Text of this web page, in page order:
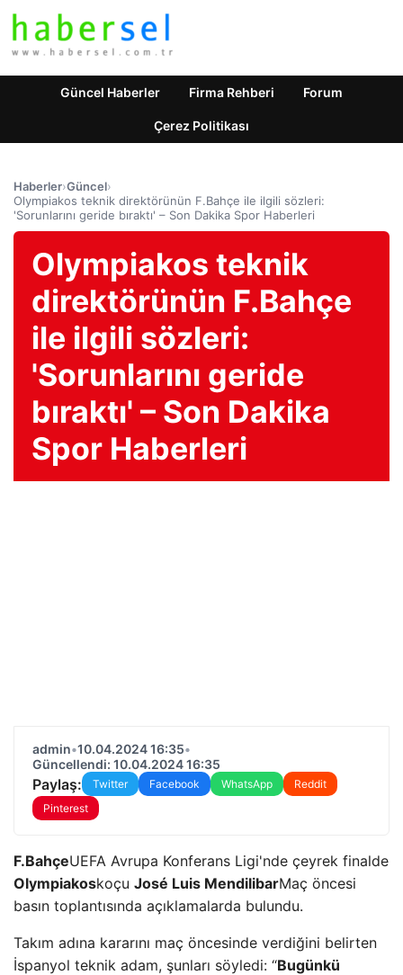
Güncel Haberler Firma Rehberi Forum
Çerez Politikası
Haberler›Güncel›
Olympiakos teknik direktörünün F.Bahçe ile ilgili sözleri:
'Sorunlarını geride bıraktı' – Son Dakika Spor Haberleri
Olympiakos teknik
direktörünün F.Bahçe
ile ilgili sözleri:
'Sorunlarını geride
bıraktı' – Son Dakika
Spor Haberleri
admin•10.04.2024 16:35•
Güncellendi: 10.04.2024 16:35
Paylaş: Twitter Facebook WhatsApp
Reddit
Pinterest
F.BahçeUEFA Avrupa Konferans Ligi'nde çeyrek finalde
Olympiakoskoçu José Luis MendilibarMaç öncesi
basın toplantısında açıklamalarda bulundu.
Takım adına kararını maç öncesinde verdiğini belirten
İspanyol teknik adam, şunları söyledi: “Bugünkü